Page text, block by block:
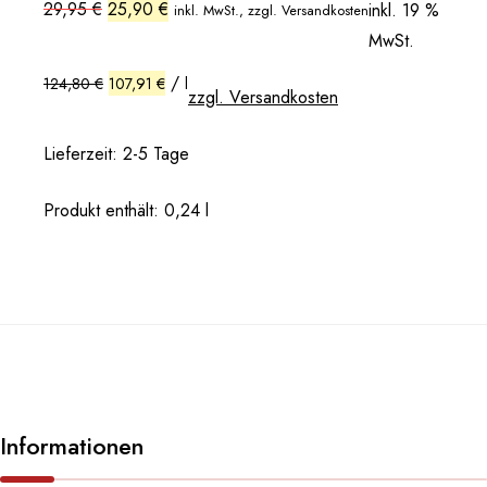
29,95€ Ursprünglicher
Preis
25,90€ Aktueller
Preis
inkl. MwSt., zzgl. Versandkosten
124,80€ 107,91 € / l
inkl. 19 %
MwSt.
zzgl. Versandkosten
Lieferzeit: 2-5 Tage
Produkt enthält: 0,24 l
Informationen